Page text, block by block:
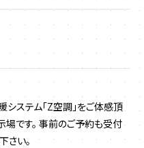
ステム「Z空調」をご体感頂
です。 事前のご予約も受付
さい。